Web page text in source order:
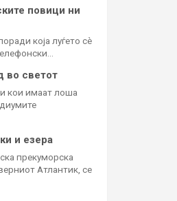
повици ни
која луѓето сè
во светот
кои имаат лоша
и езера
прекуморска
Атлантик, се